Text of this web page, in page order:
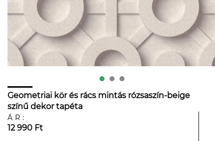
Geometriai kör és rács mintás rózsaszín-beige
színű dekor tapéta
ÁR:
12 990 Ft